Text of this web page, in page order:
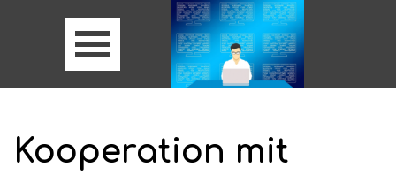
Kooperation mit